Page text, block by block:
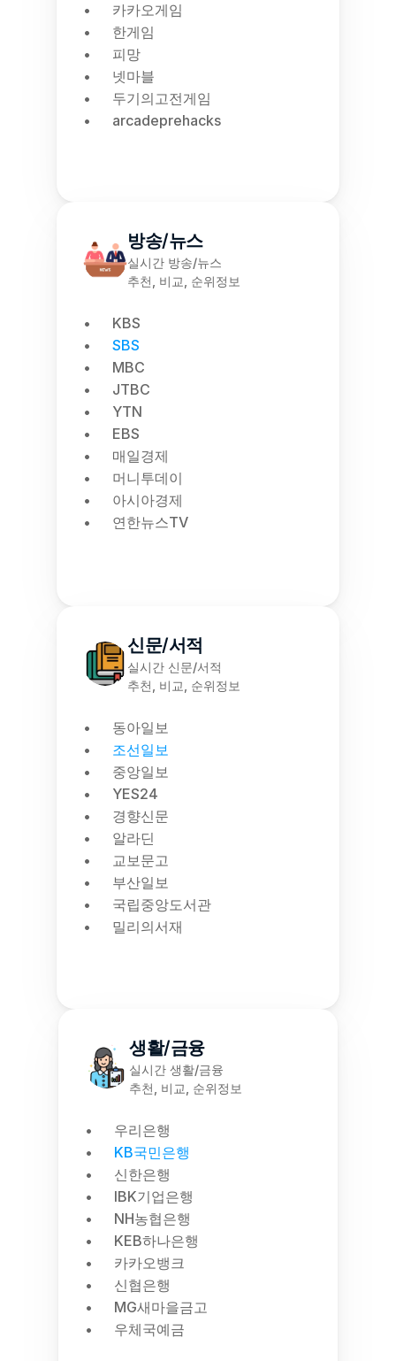
카카오게임
한게임
피망
넷마블
두기의고전게임
arcadeprehacks
방송/뉴스
실시간 방송/뉴스
추천, 비교, 순위정보
KBS
SBS
MBC
JTBC
YTN
EBS
매일경제
머니투데이
아시아경제
연한뉴스TV
신문/서적
실시간 신문/서적
추천, 비교, 순위정보
동아일보
조선일보
중앙일보
YES24
경향신문
알라딘
교보문고
부산일보
국립중앙도서관
밀리의서재
생활/금융
실시간 생활/금융
추천, 비교, 순위정보
우리은행
KB국민은행
신한은행
IBK기업은행
NH농협은행
KEB하나은행
카카오뱅크
신협은행
MG새마을금고
우체국예금